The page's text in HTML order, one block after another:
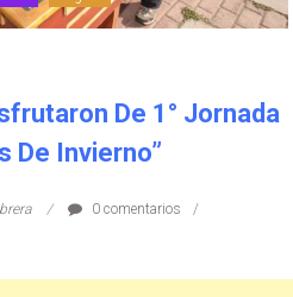
De 1° Jornada
De Invierno”
0 comentarios